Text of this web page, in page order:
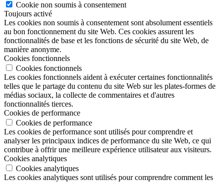
Cookie non soumis à consentement
Toujours activé
Les cookies non soumis à consentement sont absolument essentiels
au bon fonctionnement du site Web. Ces cookies assurent les
fonctionnalités de base et les fonctions de sécurité du site Web, de
manière anonyme.
Cookies fonctionnels
Cookies fonctionnels
Les cookies fonctionnels aident à exécuter certaines fonctionnalités
telles que le partage du contenu du site Web sur les plates-formes de
médias sociaux, la collecte de commentaires et d'autres
fonctionnalités tierces.
Cookies de performance
Cookies de performance
Les cookies de performance sont utilisés pour comprendre et
analyser les principaux indices de performance du site Web, ce qui
contribue à offrir une meilleure expérience utilisateur aux visiteurs.
Cookies analytiques
Cookies analytiques
Les cookies analytiques sont utilisés pour comprendre comment les